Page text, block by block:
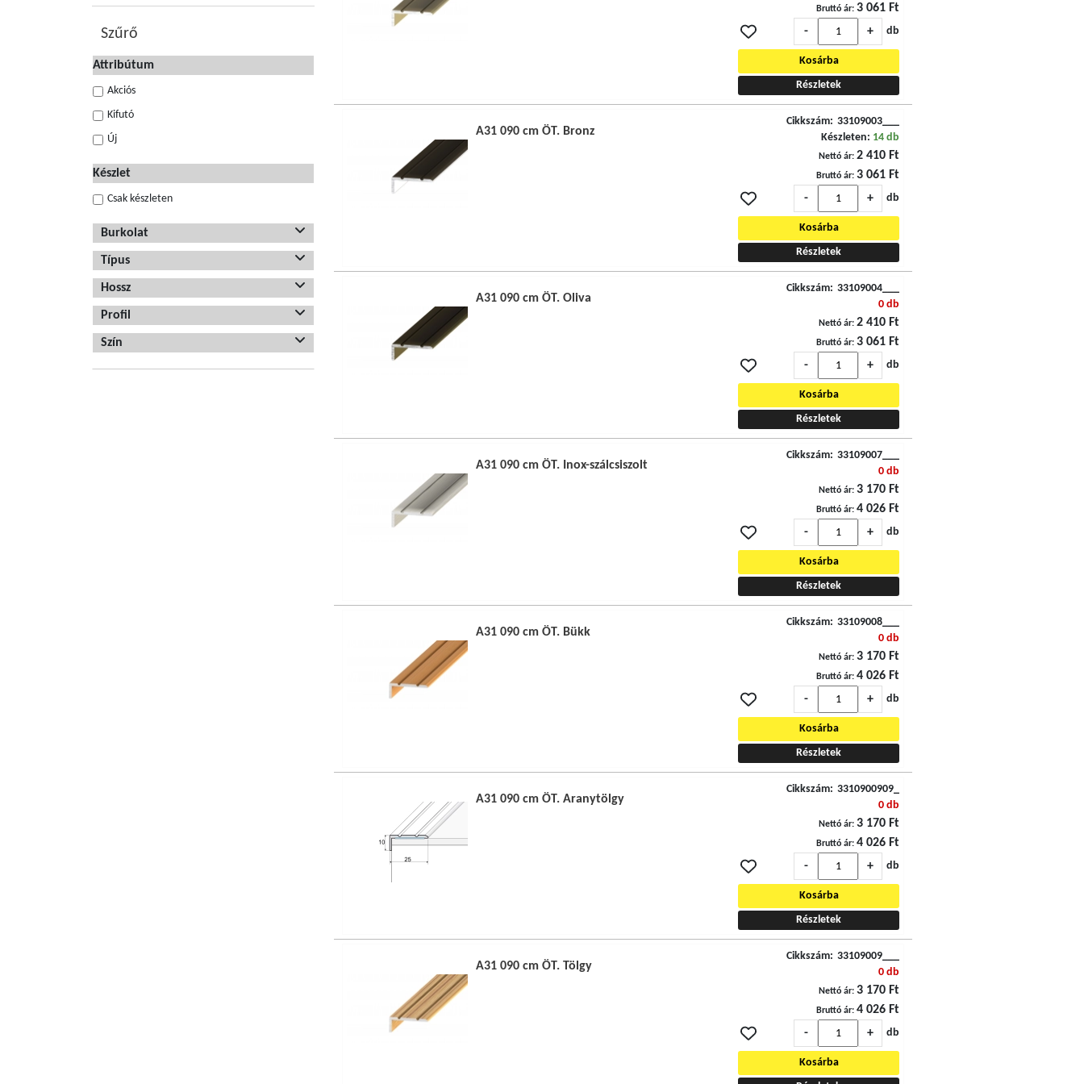
Szűrő
Attribútum
Akciós
Kifutó
Új
Készlet
Csak készleten
Burkolat
Típus
Hossz
Profil
Szín
Bruttó ár: 3 061 Ft
-
+ db
Kosárba
Részletek
A31 090 cm ÖT. Bronz
Cikkszám: 33109003___
Készleten: 14 db
Nettó ár: 2 410 Ft
Bruttó ár: 3 061 Ft
-
+ db
Kosárba
Részletek
A31 090 cm ÖT. Oliva
Cikkszám: 33109004___
0 db
Nettó ár: 2 410 Ft
Bruttó ár: 3 061 Ft
-
+ db
Kosárba
Részletek
A31 090 cm ÖT. Inox-szálcsiszolt
Cikkszám: 33109007___
0 db
Nettó ár: 3 170 Ft
Bruttó ár: 4 026 Ft
-
+ db
Kosárba
Részletek
A31 090 cm ÖT. Bükk
Cikkszám: 33109008___
0 db
Nettó ár: 3 170 Ft
Bruttó ár: 4 026 Ft
-
+ db
Kosárba
Részletek
A31 090 cm ÖT. Aranytölgy
Cikkszám: 3310900909_
0 db
Nettó ár: 3 170 Ft
Bruttó ár: 4 026 Ft
-
+ db
Kosárba
Részletek
A31 090 cm ÖT. Tölgy
Cikkszám: 33109009___
0 db
Nettó ár: 3 170 Ft
Bruttó ár: 4 026 Ft
-
+ db
Kosárba